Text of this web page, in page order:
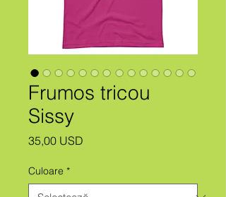
Frumos tricou
Sissy
35,00 USD
Culoare *